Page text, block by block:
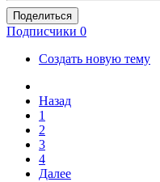
Поделиться
Подписчики 0
Создать новую тему
Назад
1
2
3
4
Далее